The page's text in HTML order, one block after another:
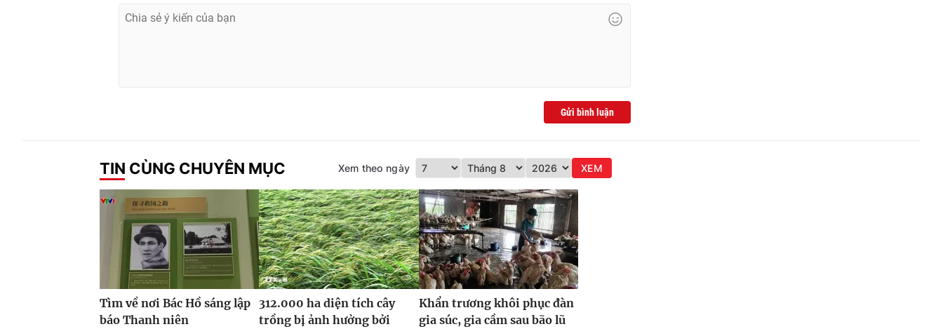
Gửi bình luận
TIN CÙNG CHUYÊN MỤC Xem theo ngày XEM
Tìm về nơi Bác Hồ sáng lập
báo Thanh niên
312.000 ha diện tích cây
trồng bị ảnh hưởng bởi
Khẩn trương khôi phục đàn
gia súc, gia cầm sau bão lũ